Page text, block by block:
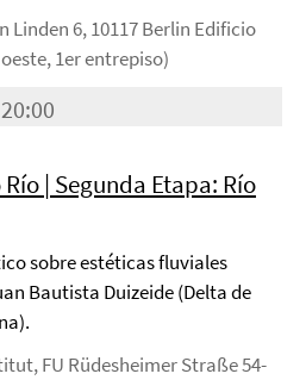
Linden 6, 10117 Berlin Edificio
1er entrepiso)
| Segunda Etapa: Río
sobre estéticas fluviales
Bautista Duizeide (Delta de
FU Rüdesheimer Straße 54-